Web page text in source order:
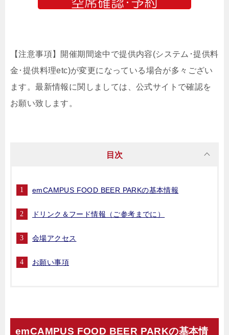
【注意事項】開催期間途中で提供内容(システム･提供料
金･提供料理etc)が変更になっている場合が多々ござい
ます。最新情報に関しましては、公式サイトで確認を
お願い致します。
目次
emCAMPUS FOOD BEER PARKの基本情報
ドリンク＆フード情報（ご参考までに）
会場アクセス
お願い事項
emCAMPUS FOOD BEER PARKの基本情